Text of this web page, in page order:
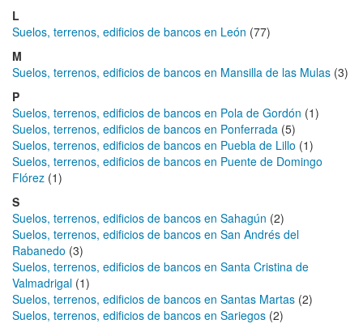
L
Suelos, terrenos, edificios de bancos en León (77)
M
Suelos, terrenos, edificios de bancos en Mansilla de las Mulas (3)
P
Suelos, terrenos, edificios de bancos en Pola de Gordón (1)
Suelos, terrenos, edificios de bancos en Ponferrada (5)
Suelos, terrenos, edificios de bancos en Puebla de Lillo (1)
Suelos, terrenos, edificios de bancos en Puente de Domingo
Flórez (1)
S
Suelos, terrenos, edificios de bancos en Sahagún (2)
Suelos, terrenos, edificios de bancos en San Andrés del
Rabanedo (3)
Suelos, terrenos, edificios de bancos en Santa Cristina de
Valmadrigal (1)
Suelos, terrenos, edificios de bancos en Santas Martas (2)
Suelos, terrenos, edificios de bancos en Sariegos (2)